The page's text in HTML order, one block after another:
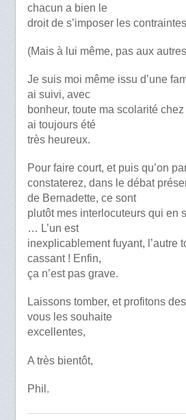
chacun a bien le
droit de s’imposer les
(Mais à lui même, pas aux
Je suis moi même issu d’une
ai suivi, avec
bonheur, toute ma scolarité
ai toujours été
très heureux.
Pour faire court, et puis qu’on
constaterez, dans le débat
de Bernadette, ce sont
plutôt mes interlocuteurs qui en
… L’un est
inexplicablement fuyant, l’autre
cassant ! Enfin,
ça n’est pas grave.
Laissons tomber, et profitons
vous les souhaite
excellentes,
A très bientôt,
Phil.